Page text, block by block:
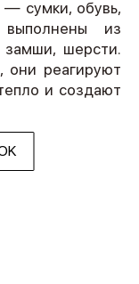
сумки, обувь,
из
замши, шерсти.
они реагируют
и создают